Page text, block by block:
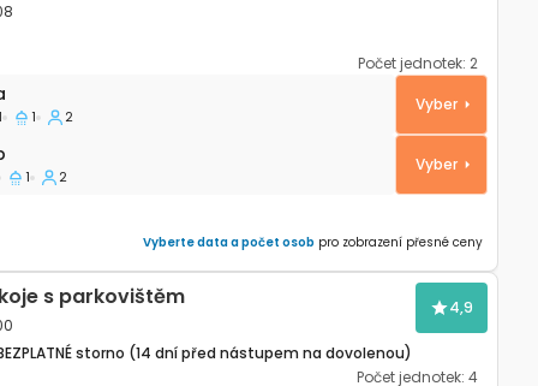
Počet jednotek: 2
Božava, Dugi otok AS-8108-a
1 2
Vyber
1 2
Vyber
Vyberte data a počet osob pro zobrazení přesné ceny
s parkovištěm 4,9
storno (14 dní před nástupem na dovolenou)
Počet jednotek: 4